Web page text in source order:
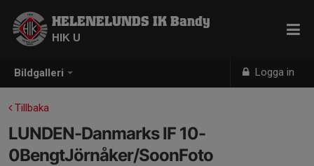
Bildgalleri Logga in
HELENELUNDS IK Bandy
HIK U
Tillbaka
LUNDEN-Danmarks IF 10-
0BengtJörnåker/SoonFoto